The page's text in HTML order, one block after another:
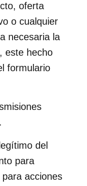
oferta
o cualquier
necesaria la
este hecho
formulario
del
para
acciones